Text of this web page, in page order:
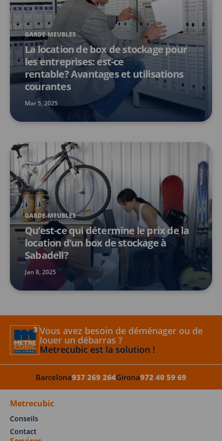
GARDE-MEUBLES
La location de box de stockage pour
les entreprises: est-ce
rentable? Avantages et utilisations
courantes
Mar 5, 2025
GARDE-MEUBLES
Qu’est-ce qui détermine le prix de la
location d’un box de stockage à
Sabadell?
Jan 8, 2025
Vous avez besoin de déménager ou de
louer un débarras ?
Metrecubic est la solution !
Barcelona937 269 264Girona972 40 59 69
Metrecubic
Conseils
Contact